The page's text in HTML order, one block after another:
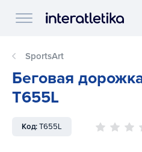
SportsArt
Беговая
T655L
Код:T655L